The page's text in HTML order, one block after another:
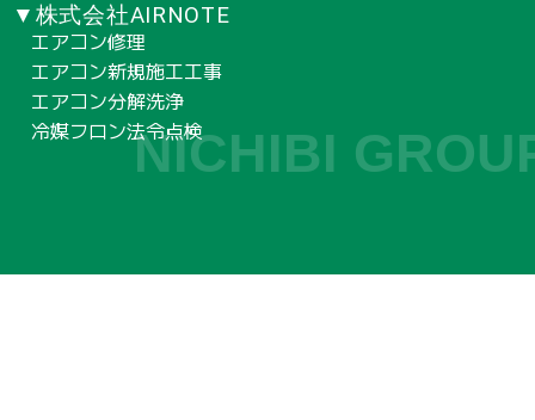
▼株式会社AIRNOTE
エアコン修理
エアコン新規施工工事
エアコン分解洗浄
冷媒フロン法令点検NICHIBI